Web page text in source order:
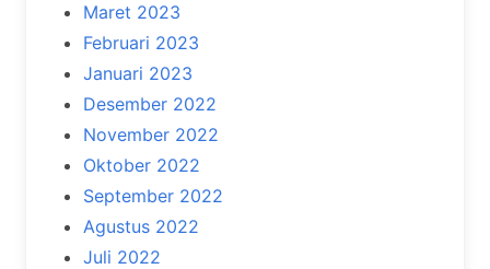
Maret 2023
Februari 2023
Januari 2023
Desember 2022
November 2022
Oktober 2022
September 2022
Agustus 2022
Juli 2022